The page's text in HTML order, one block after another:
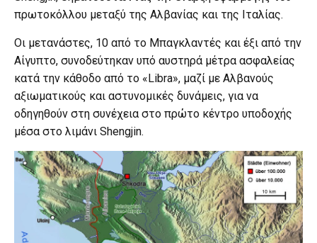
πρωτοκόλλου μεταξύ της Αλβανίας και της Ιταλίας.
Οι μετανάστες, 10 από το Μπαγκλαντές και έξι από την
Αίγυπτο, συνοδεύτηκαν υπό αυστηρά μέτρα ασφαλείας
κατά την κάθοδο από το «Libra», μαζί με Αλβανούς
αξιωματικούς και αστυνομικές δυνάμεις, για να
οδηγηθούν στη συνέχεια στο πρώτο κέντρο υποδοχής
μέσα στο λιμάνι Shengjin.